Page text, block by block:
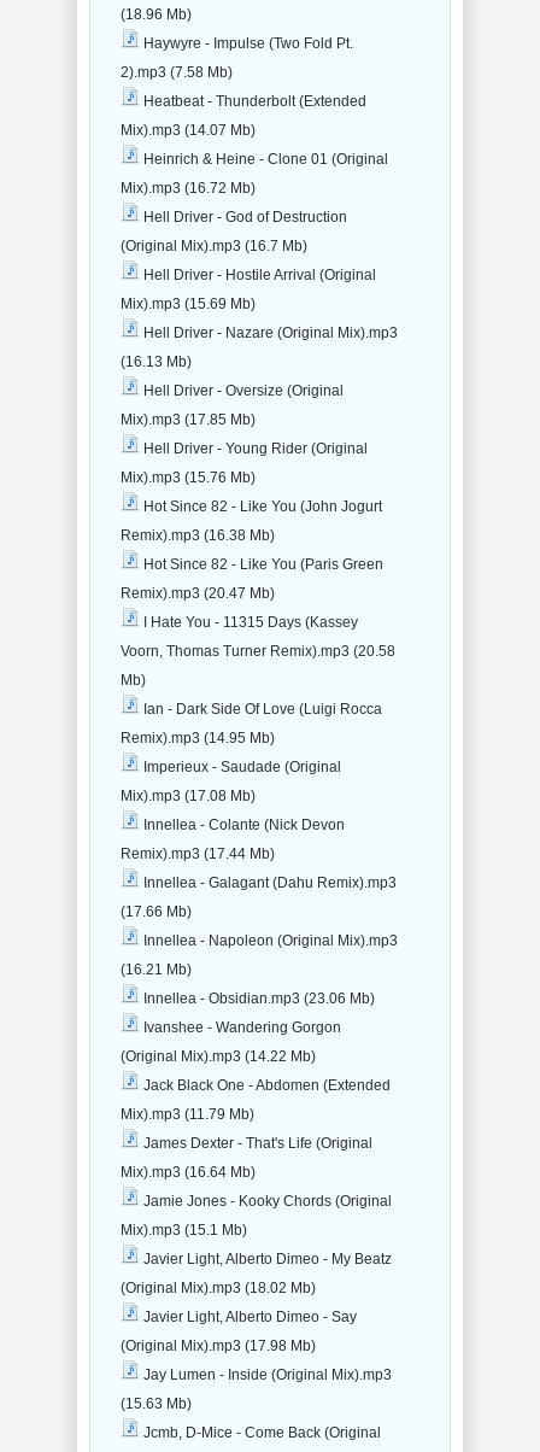
(18.96 Mb)
Haywyre - Impulse (Two Fold Pt.
2).mp3 (7.58 Mb)
Heatbeat - Thunderbolt (Extended
Mix).mp3 (14.07 Mb)
Heinrich & Heine - Clone 01 (Original
Mix).mp3 (16.72 Mb)
Hell Driver - God of Destruction
(Original Mix).mp3 (16.7 Mb)
Hell Driver - Hostile Arrival (Original
Mix).mp3 (15.69 Mb)
Hell Driver - Nazare (Original Mix).mp3
(16.13 Mb)
Hell Driver - Oversize (Original
Mix).mp3 (17.85 Mb)
Hell Driver - Young Rider (Original
Mix).mp3 (15.76 Mb)
Hot Since 82 - Like You (John Jogurt
Remix).mp3 (16.38 Mb)
Hot Since 82 - Like You (Paris Green
Remix).mp3 (20.47 Mb)
I Hate You - 11315 Days (Kassey
Voorn, Thomas Turner Remix).mp3 (20.58
Mb)
Ian - Dark Side Of Love (Luigi Rocca
Remix).mp3 (14.95 Mb)
Imperieux - Saudade (Original
Mix).mp3 (17.08 Mb)
Innellea - Colante (Nick Devon
Remix).mp3 (17.44 Mb)
Innellea - Galagant (Dahu Remix).mp3
(17.66 Mb)
Innellea - Napoleon (Original Mix).mp3
(16.21 Mb)
Innellea - Obsidian.mp3 (23.06 Mb)
Ivanshee - Wandering Gorgon
(Original Mix).mp3 (14.22 Mb)
Jack Black One - Abdomen (Extended
Mix).mp3 (11.79 Mb)
James Dexter - That's Life (Original
Mix).mp3 (16.64 Mb)
Jamie Jones - Kooky Chords (Original
Mix).mp3 (15.1 Mb)
Javier Light, Alberto Dimeo - My Beatz
(Original Mix).mp3 (18.02 Mb)
Javier Light, Alberto Dimeo - Say
(Original Mix).mp3 (17.98 Mb)
Jay Lumen - Inside (Original Mix).mp3
(15.63 Mb)
Jcmb, D-Mice - Come Back (Original